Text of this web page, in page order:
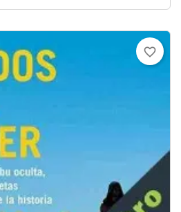
favorite_border